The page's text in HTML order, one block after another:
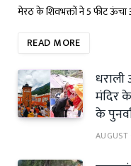
मेरठ के शिवभक्तों ने 5 फीट ऊंचा
READ MORE
मंदिर
के